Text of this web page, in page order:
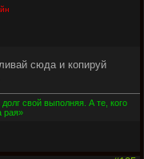
сюда и копируй
свой выполняя. А те, кого
рая»